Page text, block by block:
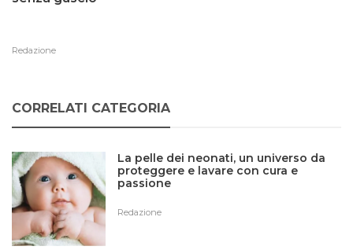
Redazione
CORRELATI CATEGORIA
La pelle dei neonati, un universo da
proteggere e lavare con cura e
passione
Redazione